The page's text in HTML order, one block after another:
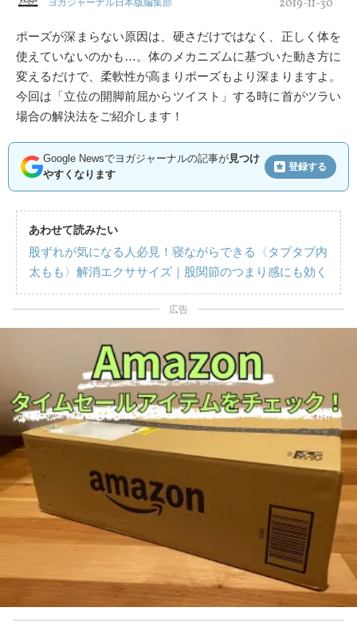
ヨガジャーナル日本版編集部 2019-11-30
ポーズが深まらない原因は、硬さだけではなく、正しく体を
使えていないのかも…。体のメカニズムに基づいた動き方に
変えるだけで、柔軟性が高まりポーズもより深まりますよ。
今回は「立位の開脚前屈からツイスト」する時に首がツラい
場合の解決法をご紹介します！
Google Newsでヨガジャーナルの記事が見つけ
やすくなります
登録する
あわせて読みたい
股ずれが気になる人必見！寝ながらできる〈タプタプ内
太もも〉解消エクササイズ｜股関節のつまり感にも効く
広告